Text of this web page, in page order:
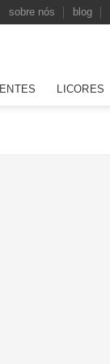
sobre nós blog
LICORES